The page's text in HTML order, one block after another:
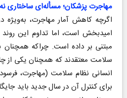
مهاجرت پزشکان؛ مسأله‌ای ساختاری
اگرچه کاهش آمار مهاجرت، به‌ویژه
امیدبخش است، اما تداوم این روند
مبتنی بر داده است. چراکه همچنان
سلامت معتقدند که همچنان یکی از
انسانی نظام سلامت (مهاجرت،
برای کنترل آن در سال جدید باید